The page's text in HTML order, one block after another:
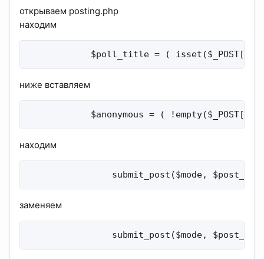
открываем posting.php
находим
$poll_title = (
ниже вставляем
$anonymous = (
находим
submit_post($mode,
заменяем
submit_post($mode,